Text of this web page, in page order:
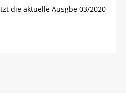
die aktuelle Ausgbe 03/2020